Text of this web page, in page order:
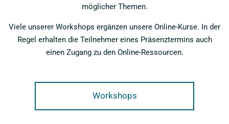
möglicher Themen.
Viele unserer Workshops ergänzen unsere Online-Kurse. In der
Regel erhalten die Teilnehmer eines Präsenztermins auch
einen Zugang zu den Online-Ressourcen.
Workshops